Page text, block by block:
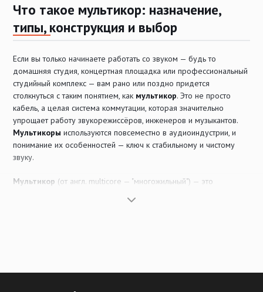
Что такое мультикор: назначение,
типы, конструкция и выбор
Если вы только начинаете работать со звуком — будь то
домашняя студия, концертная площадка или профессиональный
студийный комплекс — вам рано или поздно придется
столкнуться с таким понятием, как мультикор. Это не просто
кабель, а целая система коммутации, которая значительно
упрощает работу звукорежиссёров, инженеров и музыкантов.
Мультикоры используются повсеместно в аудиоиндустрии, и
понимание их особенностей — ключ к стабильному и чистому
звуку.
Мультикор (от англ. multicore — "многожильный") — это
для одновременной передачи нескольких аудиосигналов.